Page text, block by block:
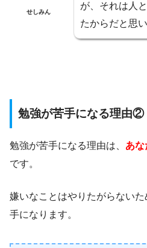
せしみん
が、それは人
たからだと思い
勉強が苦手になる理由②
勉強が苦手になる理由は、 あな
です。
嫌いなことはやりたがらない
手になります。